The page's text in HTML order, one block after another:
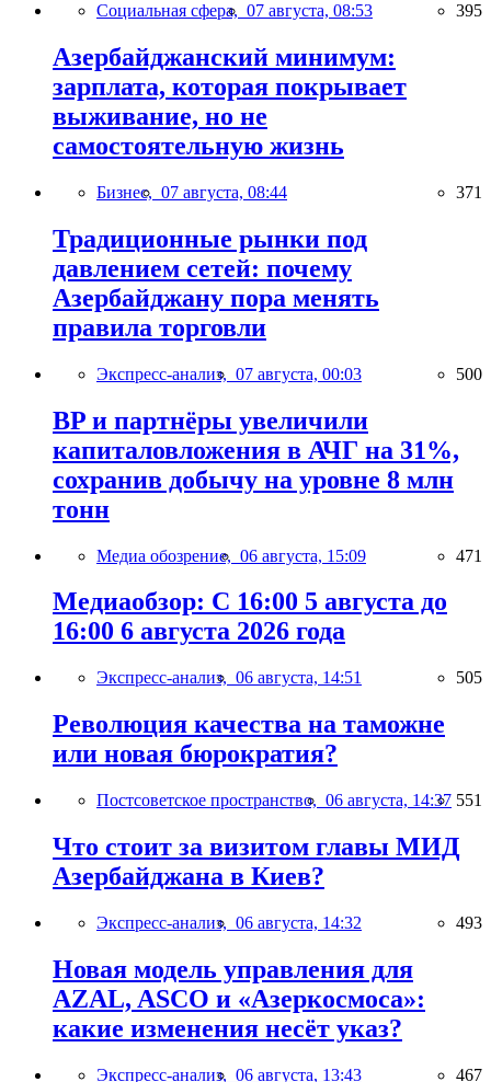
Социальная сфера, 07 августа, 08:53 395
Азербайджанский минимум:
зарплата, которая покрывает
выживание, но не
самостоятельную жизнь
Бизнес, 07 августа, 08:44 371
Традиционные рынки под
давлением сетей: почему
Азербайджану пора менять
правила торговли
Экспресс-анализ, 07 августа, 00:03 500
BP и партнёры увеличили
капиталовложения в АЧГ на 31%,
сохранив добычу на уровне 8 млн
тонн
Медиа обозрение, 06 августа, 15:09 471
Медиаобзор: С 16:00 5 августа до
16:00 6 августа 2026 года
Экспресс-анализ, 06 августа, 14:51 505
Революция качества на таможне
или новая бюрократия?
Постсоветское пространство, 06 августа, 14:37 551
Что стоит за визитом главы МИД
Азербайджана в Киев?
Экспресс-анализ, 06 августа, 14:32 493
Новая модель управления для
AZAL, ASCO и «Азеркосмоса»:
какие изменения несёт указ?
Экспресс-анализ, 06 августа, 13:43 467